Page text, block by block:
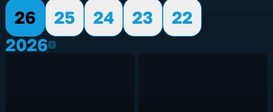
26
25 24 23
22
20262026